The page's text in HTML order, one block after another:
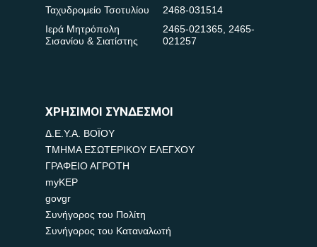
Ταχυδρομείο Τσοτυλίου
2468-031514
Ιερά Μητρόπολη
Σισανίου & Σιατίστης
2465-021365, 2465-
021257
ΧΡΗΣΙΜΟΙ ΣΥΝΔΕΣΜΟΙ
Δ.Ε.Υ.Α. ΒΟΪΟΥ
ΤΜΗΜΑ ΕΣΩΤΕΡΙΚΟΥ ΕΛΕΓΧΟΥ
ΓΡΑΦΕΙΟ ΑΓΡΟΤΗ
myKEP
govgr
Συνήγορος του Πολίτη
Συνήγορος του Καταναλωτή